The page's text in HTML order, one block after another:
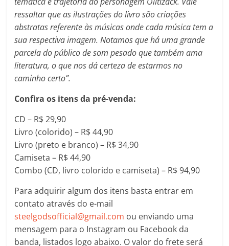
ressaltar que as ilustrações do livro são criações
abstratas referente às músicas onde cada música tem a
sua respectiva imagem. Notamos que há uma grande
parcela do público de som pesado que também ama
literatura, o que nos dá certeza de estarmos no
caminho certo”.
Confira os itens da pré-venda:
CD – R$ 29,90
Livro (colorido) – R$ 44,90
Livro (preto e branco) – R$ 34,90
Camiseta – R$ 44,90
Combo (CD, livro colorido e camiseta) – R$ 94,90
Para adquirir algum dos itens basta entrar em
contato através do e-mail
steelgodsofficial@gmail.com ou enviando uma
mensagem para o Instagram ou Facebook da
banda, listados logo abaixo. O valor do frete será